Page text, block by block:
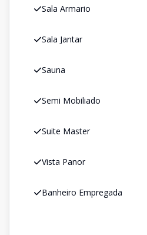
Sala Armario
Sala Jantar
Sauna
Semi Mobiliado
Suite Master
Vista Panor
Banheiro Empregada